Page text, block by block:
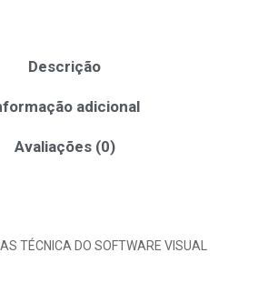
Descrição
adicional
Avaliações (0)
TÉCNICA DO SOFTWARE VISUAL